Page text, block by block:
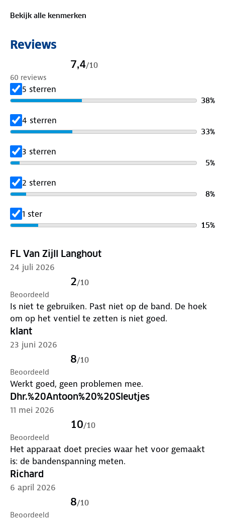
Raakt de batterij van de bandenspanningsmeter
batterij. Zo heb je altijd een goed werkende meter.
Bekijk de gebruiksaanwijzing
Specificaties bandenmeter:
✓ Schokbestendig
✓ Met LCD-scherm
✓ Accuraatheid van ± 2%
✓ Schakelt automatisch uit
✓ Inclusief 1 x CR2032 - 3V batterij
✓ Weergave in PSI en BAR (max. 7 BAR)
✓ Bruikbaar bij temperaturen tussen 0˚C en 40˚C
levensduur van de banden
✓ Geschikt voor auto, motor, caravan, camper,
Bekijk alle kenmerken
Reviews
7,4/10
60 reviews
5 sterren
38%
4 sterren
33%
3 sterren
5%
2 sterren
8%
1 ster
15%
FL Van Zijll Langhout
24 juli 2026
2/10
Beoordeeld
Is niet te gebruiken. Past niet op de band. De hoek
om op het ventiel te zetten is niet goed.
klant
23 juni 2026
8/10
Beoordeeld
Werkt goed, geen problemen mee.
Dhr.%20Antoon%20%20Sleutjes
11 mei 2026
10/10
Beoordeeld
Het apparaat doet precies waar het voor gemaakt
is: de bandenspanning meten.
Richard
6 april 2026
8/10
Beoordeeld